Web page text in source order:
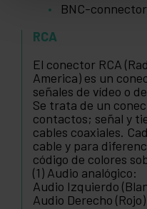
BNC-connector
RCA
El conector RCA
America) es un
señales de vídeo o
Se trata de un
contactos; señal y
cables coaxiales.
cable y para
código de colores
(1) Audio analógico:
Audio Izquierdo
Audio Derecho (Rojo)